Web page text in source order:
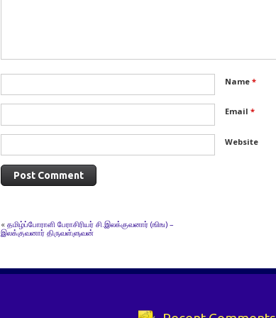
Name *
Email *
Website
« தமிழ்ப்போராளி பேராசிரியர் சி.இலக்குவனார் (ஙிங) –
இலக்குவனார் திருவள்ளுவன்